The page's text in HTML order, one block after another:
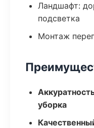
Ландшафт:
подсветка
Монтаж
уборка